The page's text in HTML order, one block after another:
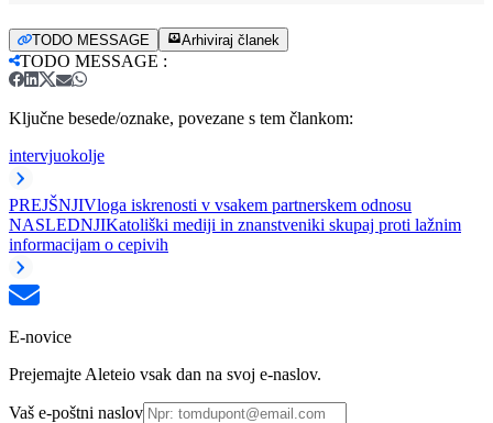
TODO MESSAGE Arhiviraj članek
TODO MESSAGE :
Ključne besede/oznake, povezane s tem člankom:
intervjuokolje
PREJŠNJIVloga iskrenosti v vsakem partnerskem odnosu
NASLEDNJIKatoliški mediji in znanstveniki skupaj proti lažnim
informacijam o cepivih
E-novice
Prejemajte Aleteio vsak dan na svoj e-naslov.
Vaš e-poštni naslov